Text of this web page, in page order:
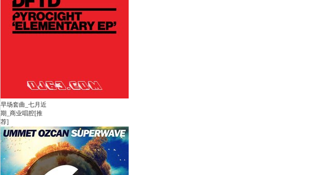
早场套曲_七月近
期_商业唱腔[推
荐]